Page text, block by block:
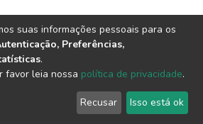
copyright © 2002-2026 LYRASIS
End User
Agreement
Send
Feedback
suas informações pessoais para os
Preferências,
.
favor leia nossa política de privacidade.
Recusar Isso está ok